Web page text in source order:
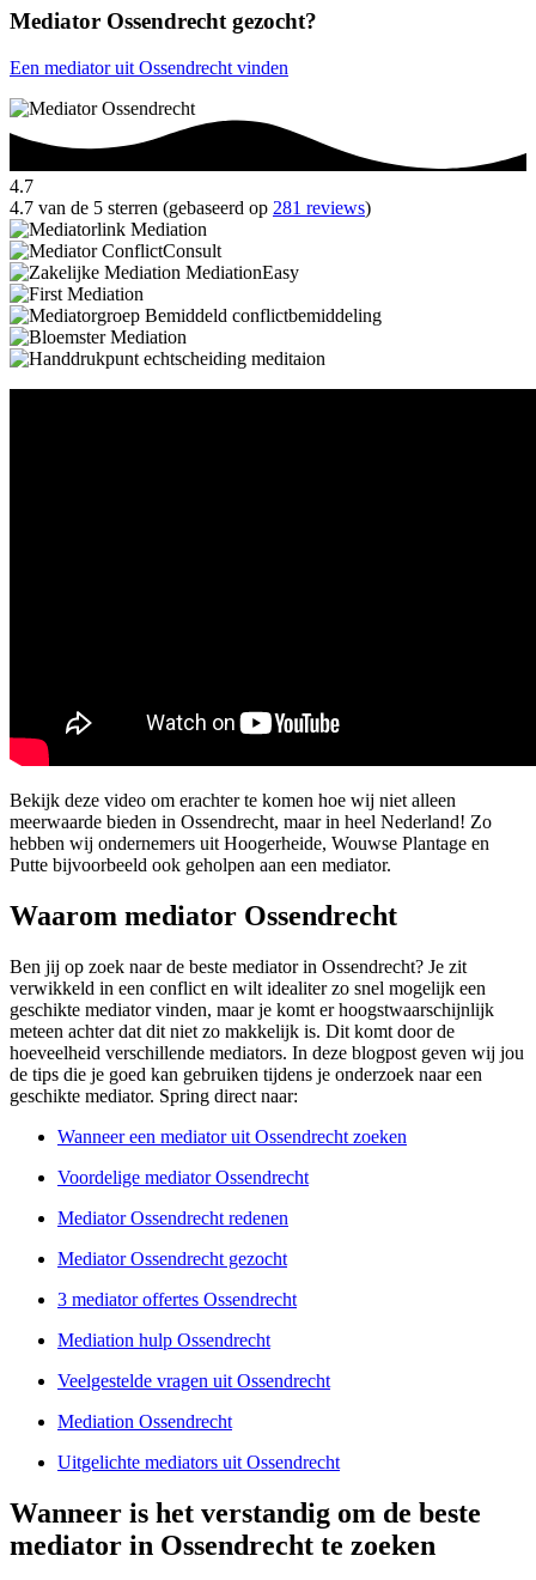
Mediator Ossendrecht gezocht?
Een mediator uit Ossendrecht vinden
4.7
4.7 van de 5 sterren (gebaseerd op 281 reviews)
Bekijk deze video om erachter te komen hoe wij niet alleen
meerwaarde bieden in Ossendrecht, maar in heel Nederland! Zo
hebben wij ondernemers uit Hoogerheide, Wouwse Plantage en
Putte bijvoorbeeld ook geholpen aan een mediator.
Waarom mediator Ossendrecht
Ben jij op zoek naar de beste mediator in Ossendrecht? Je zit
verwikkeld in een conflict en wilt idealiter zo snel mogelijk een
geschikte mediator vinden, maar je komt er hoogstwaarschijnlijk
meteen achter dat dit niet zo makkelijk is. Dit komt door de
hoeveelheid verschillende mediators. In deze blogpost geven wij jou
de tips die je goed kan gebruiken tijdens je onderzoek naar een
geschikte mediator. Spring direct naar:
Wanneer een mediator uit Ossendrecht zoeken
Voordelige mediator Ossendrecht
Mediator Ossendrecht redenen
Mediator Ossendrecht gezocht
3 mediator offertes Ossendrecht
Mediation hulp Ossendrecht
Veelgestelde vragen uit Ossendrecht
Mediation Ossendrecht
Uitgelichte mediators uit Ossendrecht
Wanneer is het verstandig om de beste
mediator in Ossendrecht te zoeken